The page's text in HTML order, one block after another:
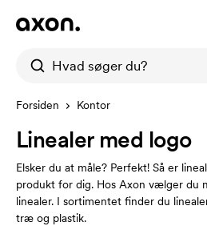
Forsiden Kontor
Linealer med logo
Elsker du at måle? Perfekt! Så er
produkt for dig. Hos Axon vælger du
linealer. I sortimentet finder du
træ og plastik.